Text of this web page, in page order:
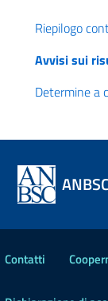
Riepilogo
Avvisi sui
Determine a
ANBSC
Contatti